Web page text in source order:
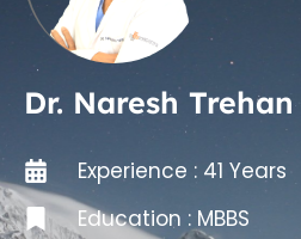
Dr. Naresh Trehan
Experience : 41 Years
Education : MBBS